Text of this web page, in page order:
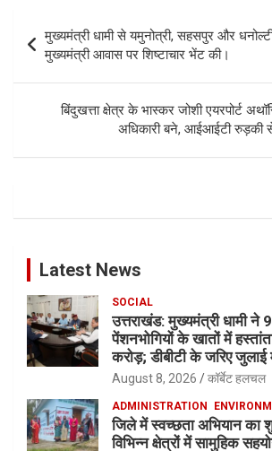
navigation
मुख्यमंत्री धामी से यमुनोत्री, सहसपुर और
मुख्यमंत्री आवास पर शिष्टाचार भेंट की।
बिंदुखत्ता क्षेत्र के भास्कर जोशी एयरपोर्ट
अधिकारी बने, आईआईटी रुड़की
Latest News
SOCIAL
उत्तराखंड: मुख्यमंत्री धामी ने
पेंशनभोगियों के खातों में
करोड़; डीबीटी के जरिए जुलाई
August 8, 2026 कॉर्बेट हलचल
ADMINISTRATION
जिले में स्वच्छता अभियान का
विभिन्न क्षेत्रों में सामुहिक